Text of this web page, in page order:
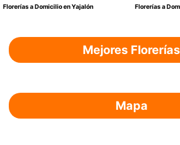
Florerías a Domicilio en Yajalón Florerías a
Mejores Florerías
Mapa